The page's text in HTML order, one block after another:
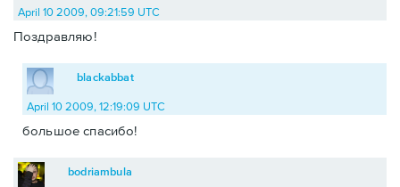
April 10 2009, 09:21:59 UTC
Поздравляю!
blackabbat
April 10 2009, 12:19:09 UTC
большое спасибо!
bodriambula